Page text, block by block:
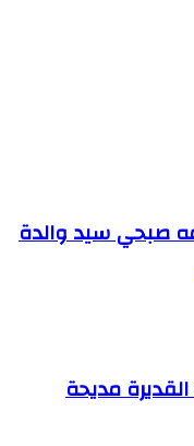
صبحي سيد والدة
مديحة